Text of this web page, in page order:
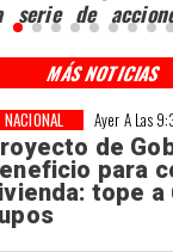
serie de
Ayer A Las
de
para
tope a
NACIONAL
MÁS NOTICIAS